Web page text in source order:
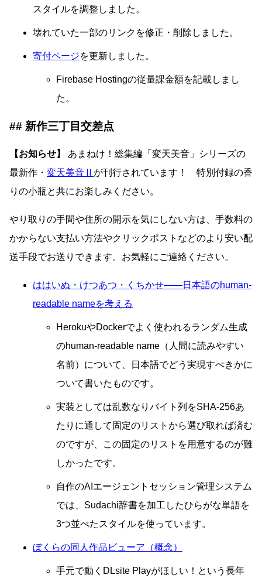
スタイルを調整しました。
壊れていた一部のリンクを修正・削除しました。
寄付ページを更新しました。
Firebase Hostingの従量課金額を記載しまし
た。
新作三丁目交差点
【お知らせ】
あまねけ！総集編「変天美音」シリーズの
最新作・ 変天美音Ⅱ が刊行されています！ 特別付録の香
りの小瓶と共にお楽しみください。
やり取りの手間や住所の開示を気にしない方は、手数料の
かからない支払い方法やクリックポストなどのより安い配
送手段でお送りできます。お気軽にご連絡ください。
ははいぬ・けつあつ・くちかせ――日本語のhuman-
readable nameを考える
HerokuやDockerでよく使われるランダム生成
のhuman-readable name（人間に読みやすい
名前）について、日本語でどう実現すべきかに
ついて書いたものです。
実装としては乱数なりバイト列をSHA-256あ
たりに通して固定のリストから選び取れば済む
のですが、この固定のリストを用意するのが難
しかったです。
自作のAIエージェントセッション管理システム
では、Sudachi辞書を加工したひらがな単語を
3つ並べたスタイルを使っています。
ぼくらの同人作品ビューア（概念）
手元で動くDLsite Playがほしい！という長年